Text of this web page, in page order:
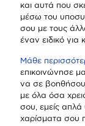
και αυτά που
μέσω του
σου με τους
έναν ειδικό για
Μάθε
επικοινώνησε
να σε
με όλα όσα
σου, εμείς απλά
χαρίσματα σου